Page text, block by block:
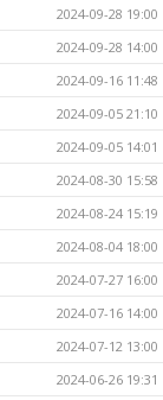
2024-09-28 19:00
2024-09-28 14:00
2024-09-16 11:48
2024-09-05 21:10
2024-09-05 14:01
2024-08-30 15:58
2024-08-24 15:19
2024-08-04 18:00
2024-07-27 16:00
2024-07-16 14:00
2024-07-12 13:00
2024-06-26 19:31